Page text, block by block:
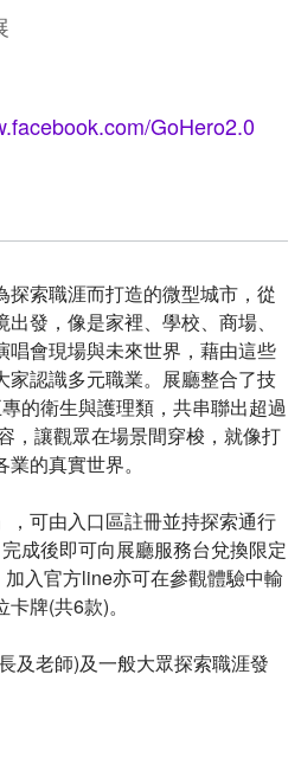
GoHero2.0
探索職涯而打造的微型城市，從
發，像是家裡、學校、商場、
唱會現場與未來世界，藉由這些
家認識多元職業。展廳整合了技
的衛生與護理類，共串聯出超過
，讓觀眾在場景間穿梭，就像打
的真實世界。
，可由入口區註冊並持探索通行
成後即可向展廳服務台兌換限定
入官方line亦可在參觀體驗中輸
牌(共6款)。
及老師)及一般大眾探索職涯發